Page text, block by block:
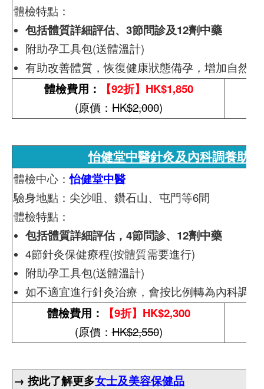
體檢特點：
包括體質詳細評估、3節問診及12劑中藥
附助孕⼯具包(送體溫計)
有助改善體質，恢復健康狀態備孕， 增加自然
體檢費用： 【92折】HK$1,850
(原價：HK$2,000)
怡健堂中醫針灸及內科調養助
體檢中心：怡健堂中醫
驗身地點：尖沙咀、鑽石山、屯門等6間
體檢特點：
包括體質詳細評估，4節問診、12劑中藥
4節針灸保健療程(按體質需要進行)
附助孕⼯具包(送體溫計)
如不適宜進行針灸治療，會按比例轉為內科調養
體檢費用： 【9折】HK$2,300
(原價：HK$2,550)
→ 按此了解更多女士及美容保健品